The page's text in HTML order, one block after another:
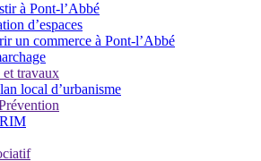
à Pont-l’Abbé
d’espaces
un commerce à Pont-l’Abbé
travaux
local d’urbanisme